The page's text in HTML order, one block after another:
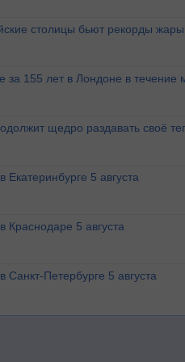
столицы бьют рекорды жары
за 155 лет в Лондоне в
щедро раздавать своё
Екатеринбурге 5 августа
Краснодаре 5 августа
Санкт-Петербурге 5 августа